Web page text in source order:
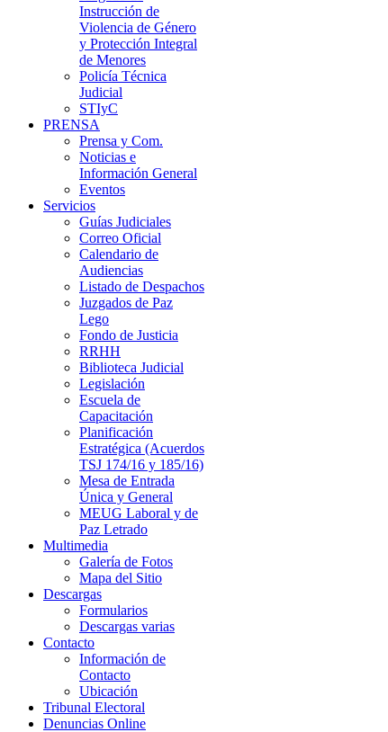
Instrucción de
Violencia de Género
y Protección Integral
de Menores
Policía Técnica
Judicial
STIyC
PRENSA
Prensa y Com.
Noticias e
Información General
Eventos
Servicios
Guías Judiciales
Correo Oficial
Calendario de
Audiencias
Listado de Despachos
Juzgados de Paz
Lego
Fondo de Justicia
RRHH
Biblioteca Judicial
Legislación
Escuela de
Capacitación
Planificación
Estratégica (Acuerdos
TSJ 174/16 y 185/16)
Mesa de Entrada
Única y General
MEUG Laboral y de
Paz Letrado
Multimedia
Galería de Fotos
Mapa del Sitio
Descargas
Formularios
Descargas varias
Contacto
Información de
Contacto
Ubicación
Tribunal Electoral
Denuncias Online